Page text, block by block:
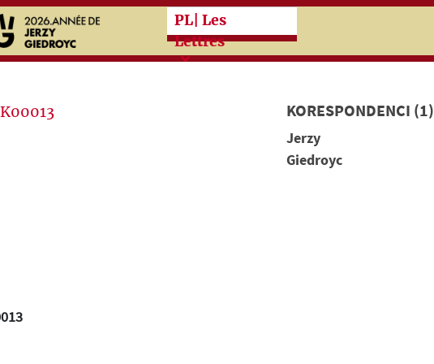
Przeskocz do treści zasadniczej
PL | Les
Lettres
KORESPONDENCI (1)
Jerzy
Giedroyc